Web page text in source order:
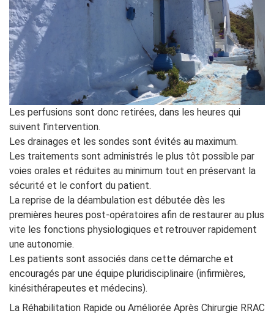
Les perfusions sont donc retirées, dans les heures qui
suivent l’intervention.
Les drainages et les sondes sont évités au maximum.
Les traitements sont administrés le plus tôt possible par
voies orales et réduites au minimum tout en préservant la
sécurité et le confort du patient.
La reprise de la déambulation est débutée dès les
premières heures post-opératoires afin de restaurer au plus
vite les fonctions physiologiques et retrouver rapidement
une autonomie.
Les patients sont associés dans cette démarche et
encouragés par une équipe pluridisciplinaire (infirmières,
kinésithérapeutes et médecins).
La Réhabilitation Rapide ou Améliorée Après Chirurgie RRAC